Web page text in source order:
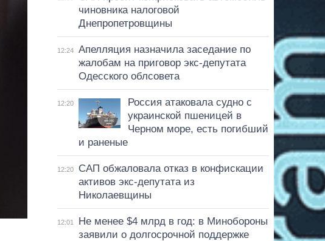
чиновника налоговой
Днепропетровщины
12:24
Апелляция назначила заседание по
жалобам на приговор экс-депутата
Одесского облсовета
12:20
Россия атаковала судно с
украинской пшеницей в
Черном море, есть погибший
и раненые
12:20
САП обжаловала отказ в конфискации
активов экс-депутата из
Николаевщины
12:01
Не менее $4 млрд в год: в Минобороны
заявили о долгосрочной поддержке